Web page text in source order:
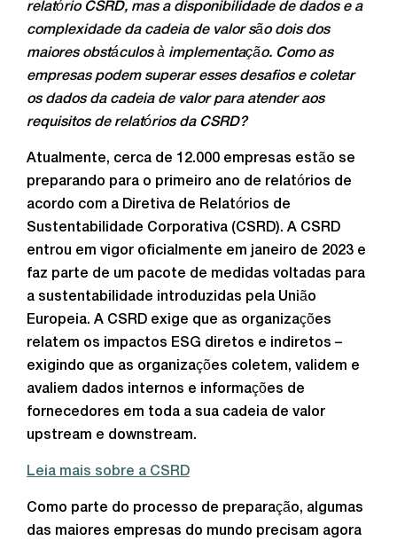
relatório CSRD, mas a disponibilidade de dados e a
complexidade da cadeia de valor são dois dos
maiores obstáculos à implementação. Como as
empresas podem superar esses desafios e coletar
os dados da cadeia de valor para atender aos
requisitos de relatórios da CSRD?
Atualmente, cerca de 12.000 empresas estão se
preparando para o primeiro ano de relatórios de
acordo com a Diretiva de Relatórios de
Sustentabilidade Corporativa (CSRD). A CSRD
entrou em vigor oficialmente em janeiro de 2023 e
faz parte de um pacote de medidas voltadas para
a sustentabilidade introduzidas pela União
Europeia. A CSRD exige que as organizações
relatem os impactos ESG diretos e indiretos –
exigindo que as organizações coletem, validem e
avaliem dados internos e informações de
fornecedores em toda a sua cadeia de valor
upstream e downstream.
Leia mais sobre a CSRD
Como parte do processo de preparação, algumas
das maiores empresas do mundo precisam agora